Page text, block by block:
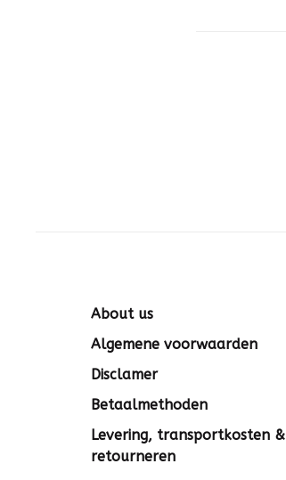
About us
Algemene voorwaarden
Disclamer
Betaalmethoden
Levering, transportkosten &
retourneren